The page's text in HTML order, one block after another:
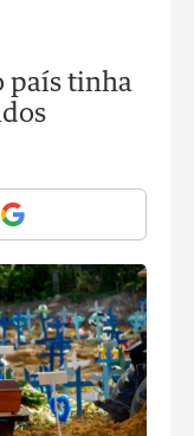
país tinha